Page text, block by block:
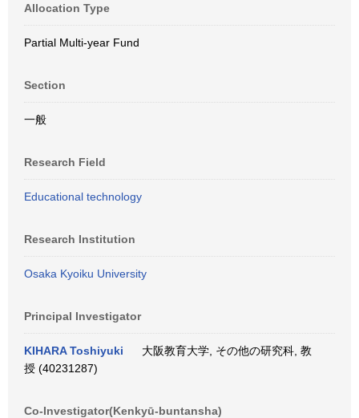
Allocation Type
Partial Multi-year Fund
Section
一般
Research Field
Educational technology
Research Institution
Osaka Kyoiku University
Principal Investigator
KIHARA Toshiyuki
大阪教育大学, その他の研究科, 教
授 (40231287)
Co-Investigator(Kenkyū-buntansha)